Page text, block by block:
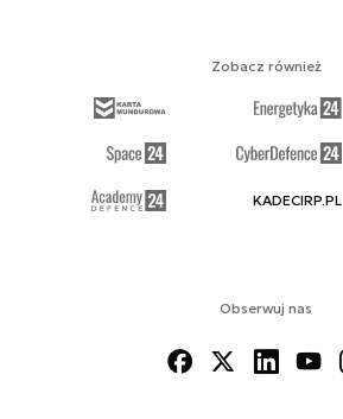
Obserwuj nas
Zobacz również
KADECIRP.PL